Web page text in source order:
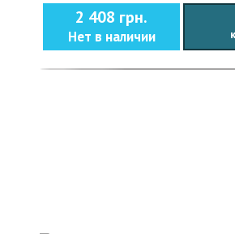
2 408 грн.
Нет в наличии